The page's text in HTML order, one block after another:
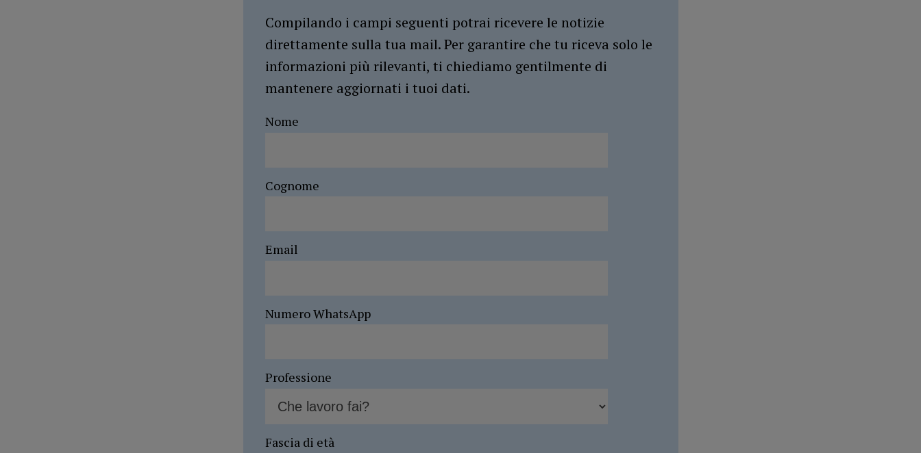
Compilando i campi seguenti potrai ricevere le notizie
direttamente sulla tua mail. Per garantire che tu riceva solo le
informazioni più rilevanti, ti chiediamo gentilmente di
mantenere aggiornati i tuoi dati.
Nome
Cognome
Email
Numero WhatsApp
Professione
Fascia di età